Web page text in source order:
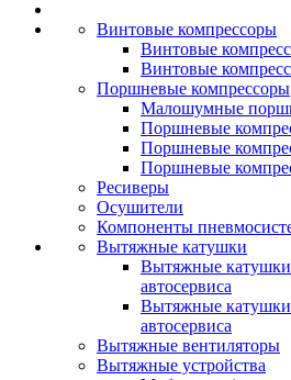
Винтовые компрессоры
Винтовые
Винтовые
Поршневые компрессоры
Малошумные
Поршневые
Поршневые
Поршневые
Ресиверы
Осушители
Компоненты
Вытяжные катушки
Вытяжные катушки
автосервиса
Вытяжные катушки
автосервиса
Вытяжные вентиляторы
Вытяжные устройства